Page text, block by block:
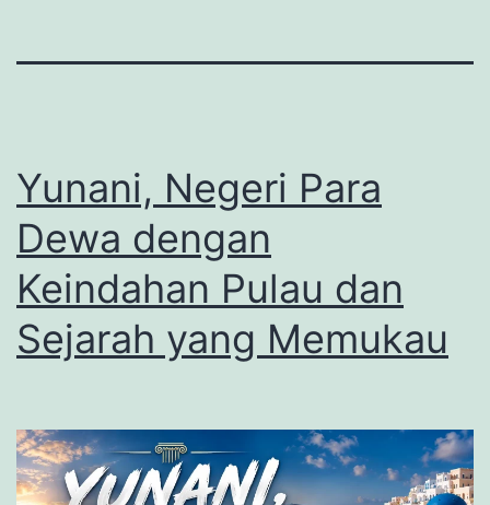
Yunani, Negeri Para
Dewa dengan
Keindahan Pulau dan
Sejarah yang Memukau